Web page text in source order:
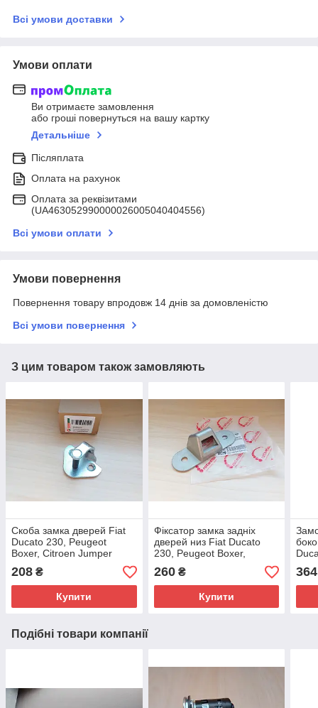
Всі умови доставки
Умови оплати
Ви отримаєте замовлення
або гроші повернуться на вашу картку
Детальніше
Післяплата
Оплата на рахунок
Оплата за реквізитами
(UA463052990000026005040404556)
Всі умови оплати
Умови повернення
Повернення товару впродовж 14 днів за домовленістю
Всі умови повернення
З цим товаром також замовляють
Скоба замка дверей Fiat
Ducato 230, Peugeot
Boxer, Citroen Jumper
(1998-2002), 1340174080,
8503ES
208 ₴
Купити
Фіксатор замка задніх
дверей низ Fiat Ducato
230, Peugeot Boxer,
Citroen Jumper (1994-
2002), 1303896080,
872453
260₴
Купити
02),
364
Подібні товари компанії